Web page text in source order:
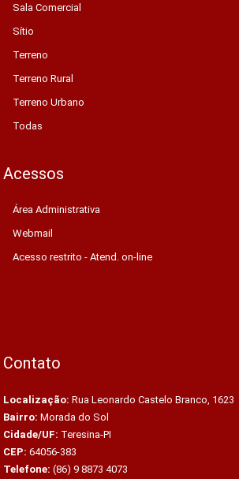
Sala Comercial
Sítio
Terreno
Terreno Rural
Terreno Urbano
Todas
Acessos
Área Administrativa
Webmail
Acesso restrito - Atend. on-line
Contato
Localização: Rua Leonardo Castelo Branco, 1623
Bairro: Morada do Sol
Cidade/UF: Teresina-PI
CEP: 64056-383
Telefone: (86) 9 8873 4073